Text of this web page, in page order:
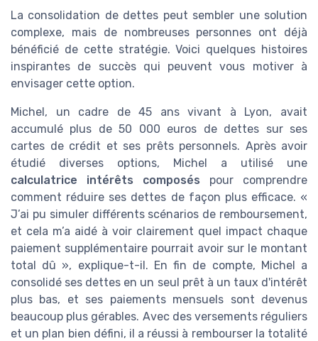
La consolidation de dettes peut sembler une solution
complexe, mais de nombreuses personnes ont déjà
bénéficié de cette stratégie. Voici quelques histoires
inspirantes de succès qui peuvent vous motiver à
envisager cette option.
Michel, un cadre de 45 ans vivant à Lyon, avait
accumulé plus de 50 000 euros de dettes sur ses
cartes de crédit et ses prêts personnels. Après avoir
étudié diverses options, Michel a utilisé une
calculatrice intérêts composés pour comprendre
comment réduire ses dettes de façon plus efficace. «
J’ai pu simuler différents scénarios de remboursement,
et cela m’a aidé à voir clairement quel impact chaque
paiement supplémentaire pourrait avoir sur le montant
total dû », explique-t-il. En fin de compte, Michel a
consolidé ses dettes en un seul prêt à un taux d'intérêt
plus bas, et ses paiements mensuels sont devenus
beaucoup plus gérables. Avec des versements réguliers
et un plan bien défini, il a réussi à rembourser la totalité